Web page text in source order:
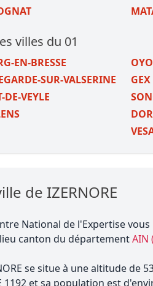
villes du 01
EN-BRESSE
SUR-VALSERINE
GEX
DE-VEYLE
de IZERNORE
National de l'Expertise
canton du départementAIN
se situe à une altitude de
1192 et sa population est